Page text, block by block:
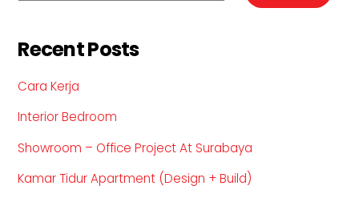
Recent Posts
Cara Kerja
Interior Bedroom
Showroom – Office Project At Surabaya
Kamar Tidur Apartment (Design + Build)